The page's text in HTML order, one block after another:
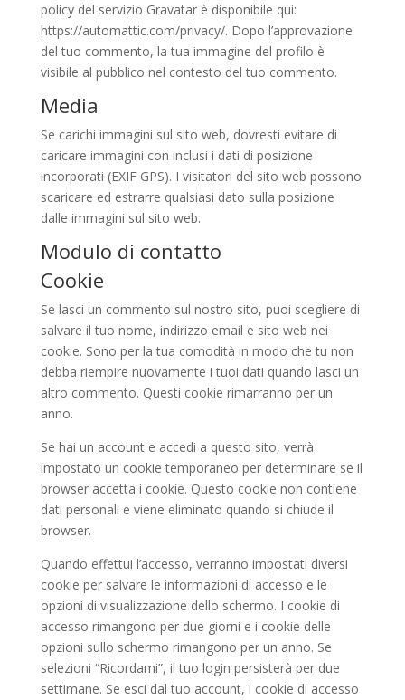
policy del servizio Gravatar è disponibile qui:
https://automattic.com/privacy/. Dopo l’approvazione
del tuo commento, la tua immagine del profilo è
visibile al pubblico nel contesto del tuo commento.
Media
Se carichi immagini sul sito web, dovresti evitare di
caricare immagini con inclusi i dati di posizione
incorporati (EXIF GPS). I visitatori del sito web possono
scaricare ed estrarre qualsiasi dato sulla posizione
dalle immagini sul sito web.
Modulo di contatto
Cookie
Se lasci un commento sul nostro sito, puoi scegliere di
salvare il tuo nome, indirizzo email e sito web nei
cookie. Sono per la tua comodità in modo che tu non
debba riempire nuovamente i tuoi dati quando lasci un
altro commento. Questi cookie rimarranno per un
anno.
Se hai un account e accedi a questo sito, verrà
impostato un cookie temporaneo per determinare se il
browser accetta i cookie. Questo cookie non contiene
dati personali e viene eliminato quando si chiude il
browser.
Quando effettui l’accesso, verranno impostati diversi
cookie per salvare le informazioni di accesso e le
opzioni di visualizzazione dello schermo. I cookie di
accesso rimangono per due giorni e i cookie delle
opzioni sullo schermo rimangono per un anno. Se
selezioni “Ricordami”, il tuo login persisterà per due
settimane. Se esci dal tuo account, i cookie di accesso